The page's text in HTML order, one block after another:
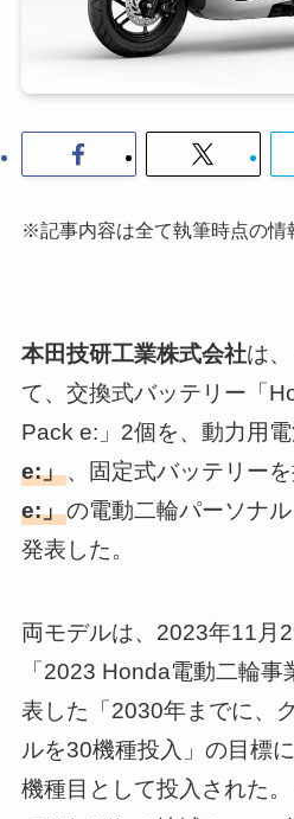
※記事内容は全て執筆時点の情
本田技研工業株式会社は
て、交換式バッテリー「
Pack e:」2個を、動⼒⽤
e:」、固定式バッテリー
e:」の電動⼆輪パーソナ
発表した。
両モデルは、2023年11月
「2023 Honda電動二輪
表した「2030年までに、
ルを30機種投入」の目標
機種目として投入された